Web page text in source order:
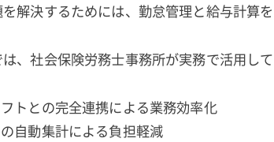
解決するためには、勤怠管理と給与計算
、社会保険労務士事務所が実務で活用し
トとの完全連携による業務効率化
自動集計による負担軽減